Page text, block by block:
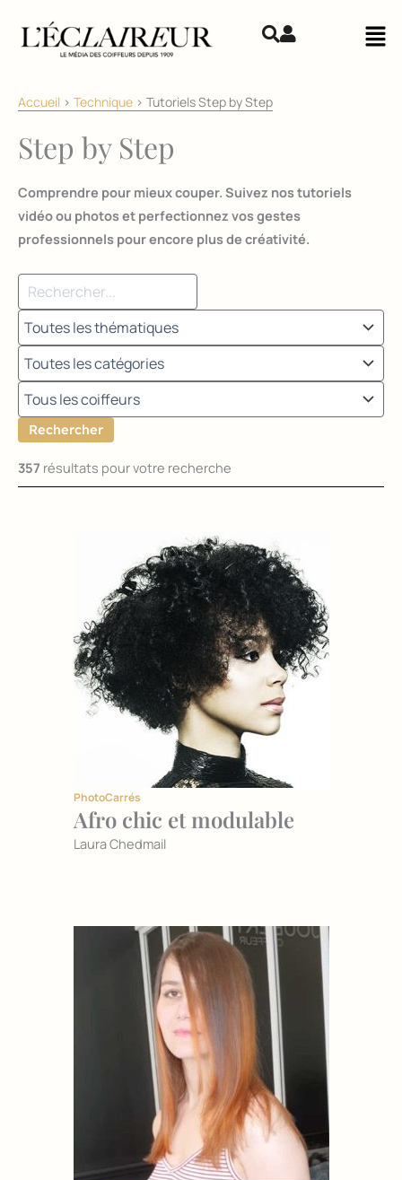
Accueil > Technique > Tutoriels Step by Step
Step by Step
Comprendre pour mieux couper. Suivez nos tutoriels
vidéo ou photos et perfectionnez vos gestes
professionnels pour encore plus de créativité.
Rechercher
357 résultats pour votre recherche
PhotoCarrés
Afro chic et modulable
Laura Chedmail